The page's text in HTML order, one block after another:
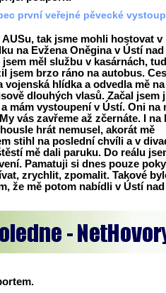
první veřejné pěvecké
tak jsme mohli hostovat v
na Evžena Oněgina v Ústí nad
měl službu v kasárnách,
jsem brzo ráno na autobus.
vojenská hlídka a odvedla mě na
dlouhých vlasů. Začal jsem
mám vystoupení v Ústí. Oni na
vás zavřeme až zčernáte. I na
hrát nemusel, akorát mě
stihl na poslední chvíli a v
mě dali paruku. Do reálu
Pamatuji si dnes pouze
zrychlit, zpomalit. Takové
že mě potom nabídli v Ústí nad